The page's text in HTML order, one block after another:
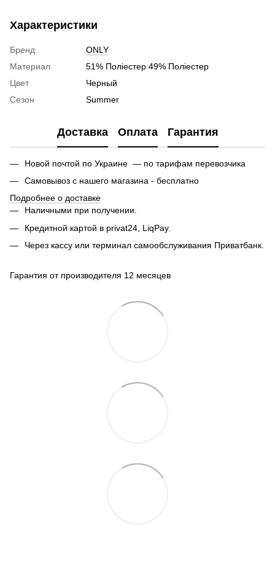
Характеристики
Бренд
ONLY
Материал
51% Поліестер 49% Поліестер
Цвет
Черный
Сезон
Summer
Доставка Оплата Гарантия
Новой почтой по Украине — по тарифам перевозчика
Самовывоз с нашего магазина - бесплатно
Подробнее о доставке
Наличными при получении.
Кредитной картой в privat24, LiqPay.
Через кассу или терминал самообслуживания Приватбанк.
Гарантия от производителя 12 месяцев